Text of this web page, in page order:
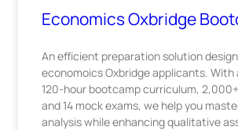
Economics Oxbridge
An efficient preparation solution
economoics Oxbridge applicants. With
120-hour bootcamp curriculum,
and 14 mock exams, we help you
analysis while enhancing qualitative